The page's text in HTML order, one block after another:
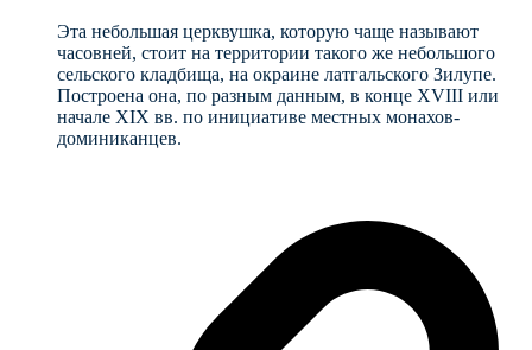
Эта небольшая церквушка, которую чаще называют
часовней, стоит на территории такого же небольшого
сельского кладбища, на окраине латгальского Зилупе.
Построена она, по разным данным, в конце XVIII или
начале ХIX вв. по инициативе местных монахов-
доминиканцев.